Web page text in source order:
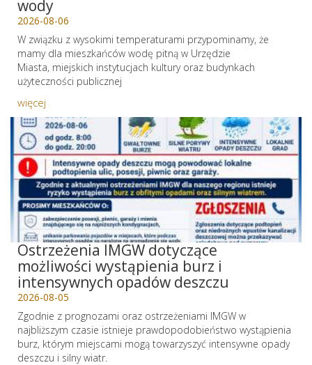
wody
2026-08-06
W związku z wysokimi temperaturami przypominamy, że
mamy dla mieszkańców wodę pitną w Urzędzie
Miasta, miejskich instytucjach kultury oraz budynkach
użyteczności publicznej
więcej
Ostrzeżenia IMGW dotyczące
możliwości wystąpienia burz i
intensywnych opadów deszczu
2026-08-05
Zgodnie z prognozami oraz ostrzeżeniami IMGW w
najbliższym czasie istnieje prawdopodobieństwo wystąpienia
burz, którym miejscami mogą towarzyszyć intensywne opady
deszczu i silny wiatr.